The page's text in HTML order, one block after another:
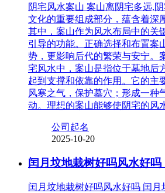
阴宅风水案山 案山离阴宅多远,
文化的重要组成部分，蕴含着深
其中，案山作为风水布局中的关
引导的功能。正确选择和布置案
势，更影响后代的繁荣与安宁。
宅风水中，案山是指位于墓地后
起到支撑和依靠的作用。它的主
风寒之气，保护墓穴；形成一种
动。理想的案山能够使阴宅的风
公司起名
2025-10-20
闰月坟地栽树好吗风水好
闰月坟地栽树好吗风水好吗 闰